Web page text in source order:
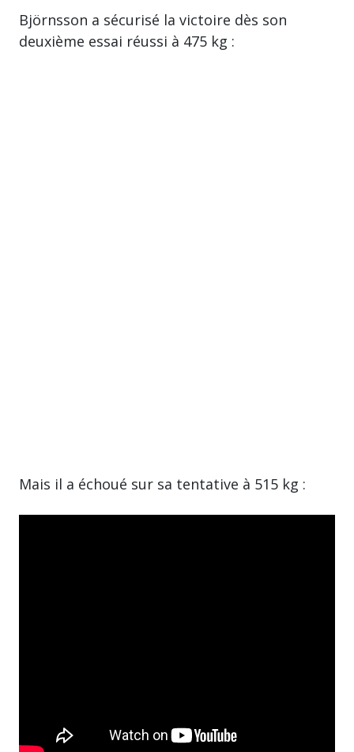
Björnsson a sécurisé la victoire dès son
deuxième essai réussi à 475 kg :
Mais il a échoué sur sa tentative à 515 kg :